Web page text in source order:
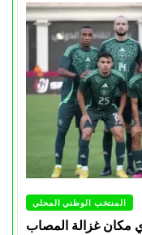
المنتخب الوطني المحلي
مكان غزالة المصاب